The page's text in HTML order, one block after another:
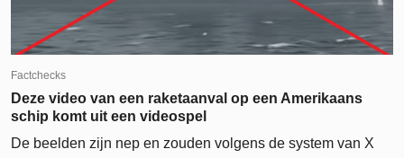
Factchecks
Deze video van een raketaanval op een Amerikaans
schip komt uit een videospel
De beelden zijn nep en zouden volgens de system van X